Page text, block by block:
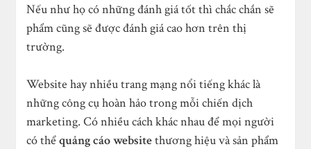
Nếu như họ có những đánh giá tốt thì chắc chắn sẽ
phẩm cũng sẽ được đánh giá cao hơn trên thị
trường.
Website hay nhiều trang mạng nổi tiếng khác là
những công cụ hoàn hảo trong mỗi chiến dịch
marketing. Có nhiều cách khác nhau để mọi người
có thểquảng cáo websitethương hiệu và sản phẩm